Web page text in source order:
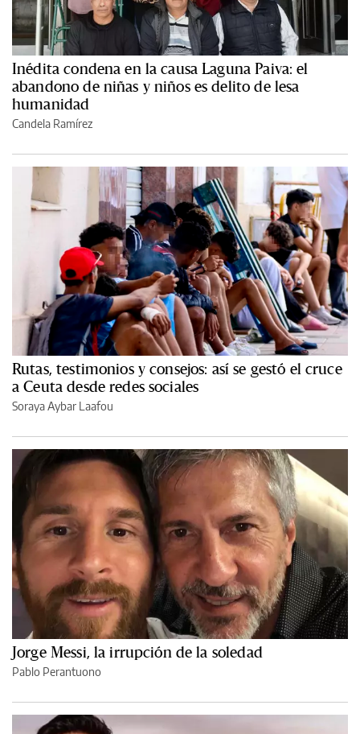
Inédita condena en la causa Laguna Paiva: el
abandono de niñas y niños es delito de lesa
humanidad
Candela Ramírez
Rutas, testimonios y consejos: así se gestó el cruce
a Ceuta desde redes sociales
Soraya Aybar Laafou
Jorge Messi, la irrupción de la soledad
Pablo Perantuono